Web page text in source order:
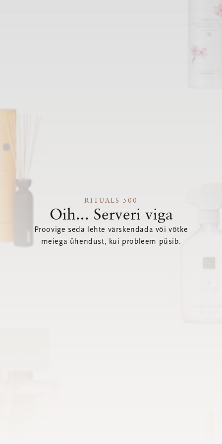
RITUALS 500
Oih... Serveri viga
Proovige seda lehte värskendada või võtke
meiega ühendust, kui probleem püsib.